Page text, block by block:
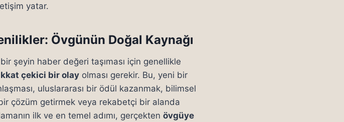
yatar.
Övgünün Doğal Kaynağı
şeyin haber değeri taşıması için genellikle
çekici bir olay olması gerekir. Bu, yeni bir
uluslararası bir ödül kazanmak, bilimsel
çözüm getirmek veya rekabetçi bir alanda
ilk ve en temel adımı, gerçekten övgüye